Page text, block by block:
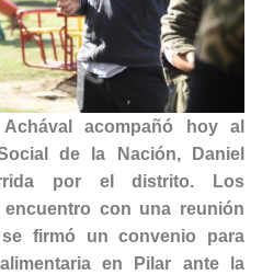
acompañó hoy al
de la Nación, Daniel
por el distrito. Los
con una reunión
firmó un convenio para
en Pilar ante la